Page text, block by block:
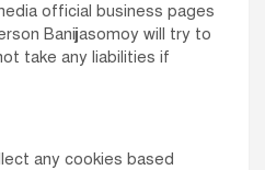
official business pages
Banijjasomoy will try to
take any liabilities if
any cookies based